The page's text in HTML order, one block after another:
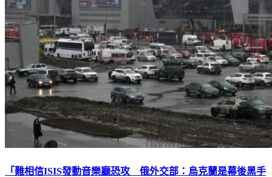
「難相信ISIS發動音樂廳恐攻 俄外交部：烏克蘭是幕後黑手